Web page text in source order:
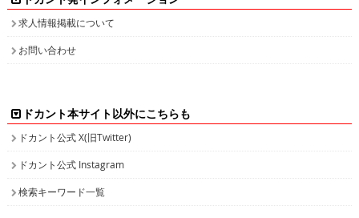
求人情報掲載について
お問い合わせ
ドカント本サイト以外にこちらも
ドカント公式 X(旧Twitter)
ドカント公式 Instagram
検索キーワード一覧